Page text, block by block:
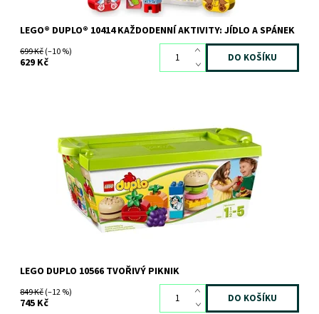
LEGO® DUPLO® 10414 KAŽDODENNÍ AKTIVITY: JÍDLO A SPÁNEK
699 Kč(–10 %)
629 Kč
Doplňte svému dítěti jeho sbírku LEGO® DUPLO® touto skvělou
sadou zářivě barevných klasických kostek DUPLO.
Dostupnost:
Skladem2 ks
1453
LEGO
LEGO DUPLO 10566 TVOŘIVÝ PIKNIK
849 Kč(–12 %)
745 Kč